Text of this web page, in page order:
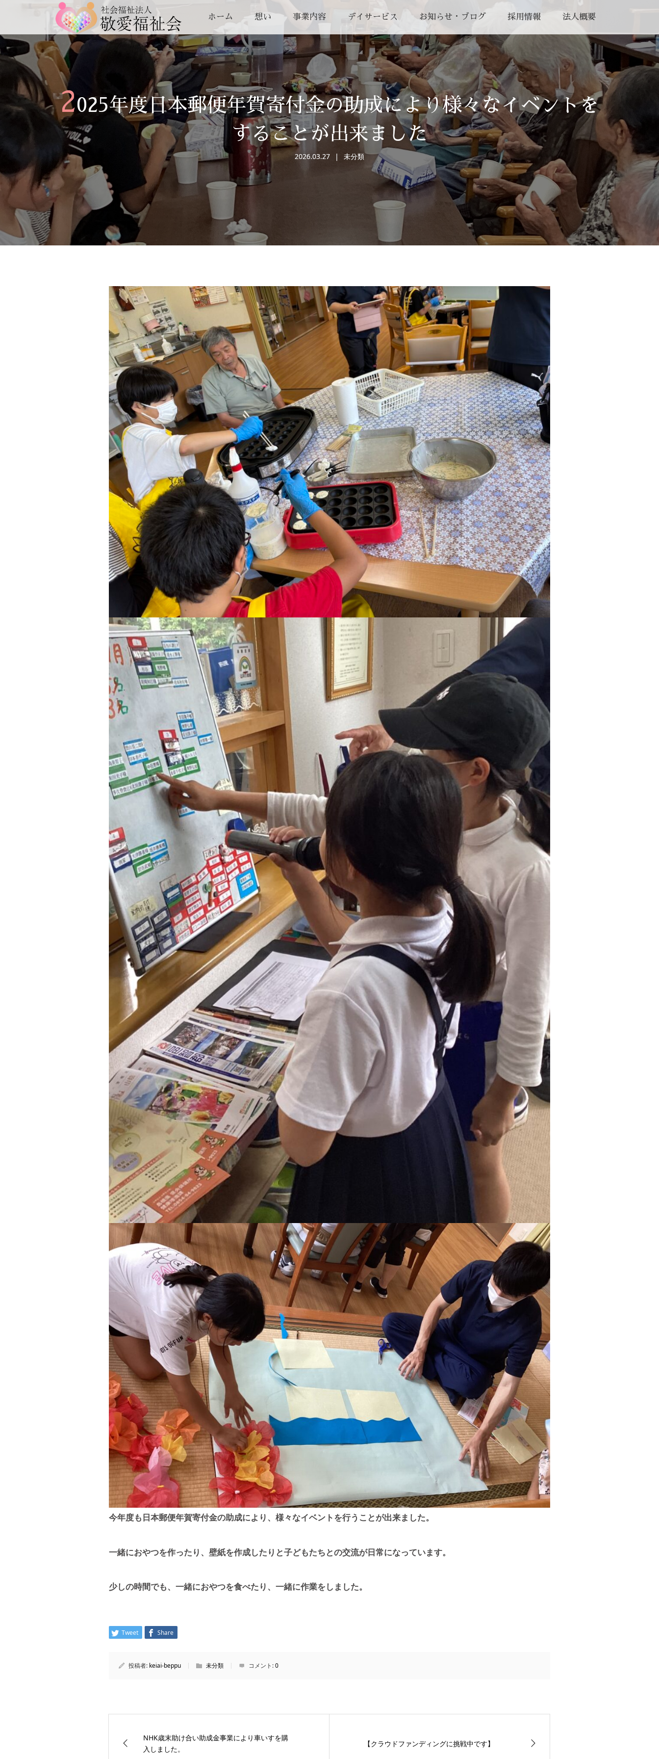
ホーム 想い 事業内容 デイサービス お知らせ・ブログ 採用情報 法人概要
2025年度日本郵便年賀寄付金の助成により様々なイベントを
することが出来ました
2026.03.27 未分類
今年度も日本郵便年賀寄付金の助成により、様々なイベントを行うことが出来ました。
一緒におやつを作ったり、壁紙を作成したりと子どもたちとの交流が日常になっています。
少しの時間でも、一緒におやつを食べたり、一緒に作業をしました。
Tweet Share
投稿者: keiai-beppu 未分類 コメント:0
NHK歳末助け合い助成金事業により車いすを購
入しました。
【クラウドファンディングに挑戦中です】